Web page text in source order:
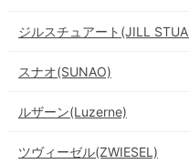
ジルスチュアート(JILL
スナオ(SUNAO)
ルザーン(Luzerne)
ツヴィーゼル(ZWIESEL)